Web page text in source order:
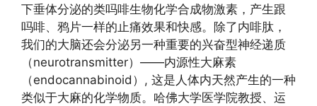
下垂体分泌的类吗啡生物化学合成物激素，产生跟
吗啡、鸦片一样的止痛效果和快感。除了内啡肽，
我们的大脑还会分泌另一种重要的兴奋型神经递质
（neurotransmitter）——内源性大麻素
（endocannabinoid）, 这是人体内天然产生的一种
类似于大麻的化学物质。哈佛大学医学院教授、运